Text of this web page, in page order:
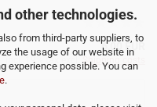
other technologies.
from third-party suppliers, to
the usage of our website in
experience possible. You can
.
6,00 EUR
incl. 19% tax excl. Shipping costs